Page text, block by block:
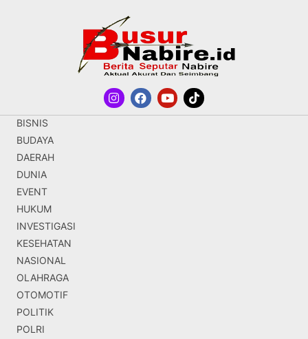
BISNIS
BUDAYA
DAERAH
DUNIA
EVENT
HUKUM
INVESTIGASI
KESEHATAN
NASIONAL
OLAHRAGA
OTOMOTIF
POLITIK
POLRI